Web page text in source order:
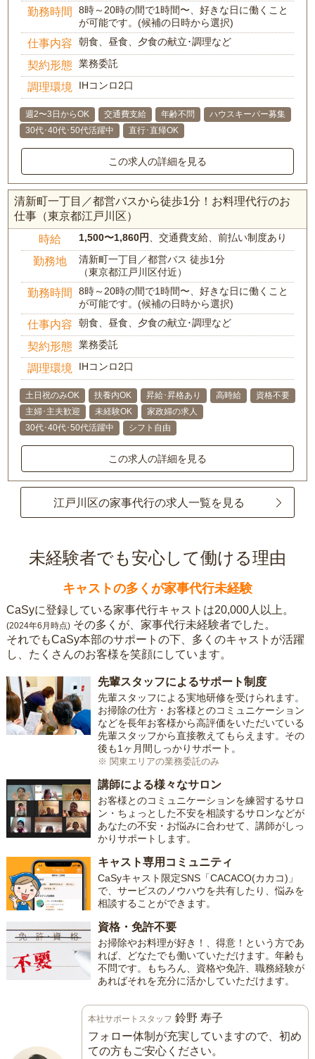
勤務時間
8時～20時の間で1時間〜、好きな日に働くこと
が可能です。(候補の日時から選択)
仕事内容 朝食、昼食、夕食の献立･調理など
契約形態 業務委託
調理環境 IHコンロ2口
週2〜3日からOK 交通費支給 年齢不問
ハウスキーパー募集
30代･40代･50代活躍中
直行･直帰OK
この求人の詳細を見る
清新町一丁目／都営バスから徒歩1分！お料理代行のお
仕事（東京都江戸川区）
時給 1,500〜1,860円 、交通費支給、前払い制度あり
勤務地
清新町一丁目／都営バス 徒歩1分
（東京都江戸川区付近）
勤務時間
8時～20時の間で1時間〜、好きな日に働くこと
が可能です。(候補の日時から選択)
仕事内容 朝食、昼食、夕食の献立･調理など
契約形態 業務委託
調理環境 IHコンロ2口
土日祝のみOK 扶養内OK 昇給･昇格あり 高時給
資格不要
主婦･主夫歓迎
未経験OK
家政婦の求人
30代･40代･50代活躍中
シフト自由
この求人の詳細を見る
江戸川区の家事代行の求人一覧を見る
未経験者でも安心して働ける理由
キャストの多くが家事代行未経験
CaSyに登録している家事代行キャストは20,000人以上。
(2024年6月時点) その多くが、家事代行未経験者でした。
それでもCaSy本部のサポートの下、多くのキャストが活躍
し、たくさんのお客様を笑顔にしています。
先輩スタッフによるサポート制度
先輩スタッフによる実地研修を受けられます。
お掃除の仕方・お客様とのコミュニケーション
などを長年お客様から高評価をいただいている
先輩スタッフから直接教えてもらえます。その
後も1ヶ月間しっかりサポート。
※ 関東エリアの業務委託のみ
講師による様々なサロン
お客様とのコミュニケーションを練習するサロ
ン・ちょっとした不安を相談するサロンなどが
あなたの不安・お悩みに合わせて、講師がしっ
かりサポートします。
キャスト専用コミュニティ
CaSyキャスト限定SNS「CACACO(カカコ)」
で、サービスのノウハウを共有したり、悩みを
相談することができます。
資格・免許不要
お掃除やお料理が好き！、得意！という方であ
れば、どなたでも働いていただけます。年齢も
不問です。もちろん、資格や免許、職務経験が
あればそれを充分に活かしていただけます。
本社サポートスタッフ 鈴野 寿子
フォロー体制が充実していますので、初め
ての方もご安心ください。